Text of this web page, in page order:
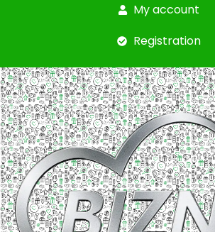
My account
Registration